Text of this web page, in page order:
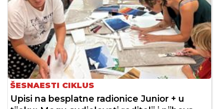
ŠESNAESTI CIKLUS
Upisi na besplatne radionice Junior + u